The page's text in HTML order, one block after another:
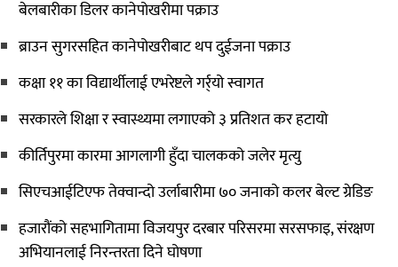
बेलबारीका डिलर कानेपोखरीमा पक्राउ
ब्राउन सुगरसहित कानेपोखरीबाट थप दुईजना पक्राउ
कक्षा ११ का विद्यार्थीलाई एभरेष्टले गर्र्यो स्वागत
सरकारले शिक्षा र स्वास्थ्यमा लगाएको ३ प्रतिशत कर हटायो
कीर्तिपुरमा कारमा आगलागी हुँदा चालकको जलेर मृत्यु
सिएचआईटिएफ तेक्वान्दो उर्लाबारीमा ७० जनाको कलर बेल्ट ग्रेडिङ
हजारौंको सहभागितामा विजयपुर दरबार परिसरमा सरसफाइ, संरक्षण
अभियानलाई निरन्तरता दिने घोषणा